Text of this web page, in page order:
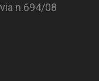
n.694/08